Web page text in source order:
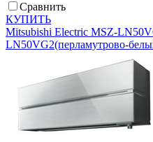
Сравнить
КУПИТЬ
Mitsubishi Electric MSZ-
LN50VG2(перламутрово-